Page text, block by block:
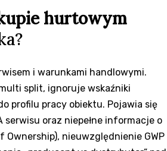
hurtowym
i warunkami handlowymi.
split, ignoruje wskaźniki
profilu pracy obiektu. Pojawia się
serwisu oraz niepełne informacje o
Ownership), nieuwzględnienie GWP